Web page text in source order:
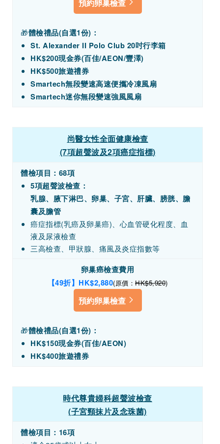
預約卵巢檢查
🎁體檢禮品(自選1份)：
St. Alexander II Polo Club 20吋行李箱
HK$200現金券(百佳/AEON/豐澤)
HK$500旅遊禮券
Smartech無段變速高速便攜冷凍風扇
Smartech迷你無段變速強風風扇
尚醫女性全面健康檢查
(7項超聲波及2項癌症指標)
體檢項目：68項
5項超聲波檢查：
乳腺、腋下淋巴、卵巢、子宮、肝臟、膀胱、膽
囊及膽管
癌症指標(乳癌及卵巢癌)、心血管硬化程度、血
液及尿液檢查
三高檢查、甲狀腺、痛風及炎症指數等
卵巢癌檢查費用
【49折】HK$2,880(原價： HK$5,920)
預約卵巢檢查
🎁體檢禮品(自選1份)：
HK$150現金券(百佳/AEON)
HK$400旅遊禮券
時代尊貴婦科超聲波檢查
(子宮頸抹片及念珠菌)
體檢項目：16項